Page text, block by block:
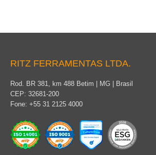
RITZ FERRAMENTAS LTDA.
Rod. BR 381, km 488 Betim | MG | Brasil
CEP: 32681-200
Fone: +55 31 2125 4000